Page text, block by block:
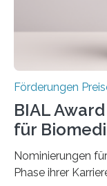
hochrangige
Förderungen
BIAL
für
Nominierungen
Phase ihrer